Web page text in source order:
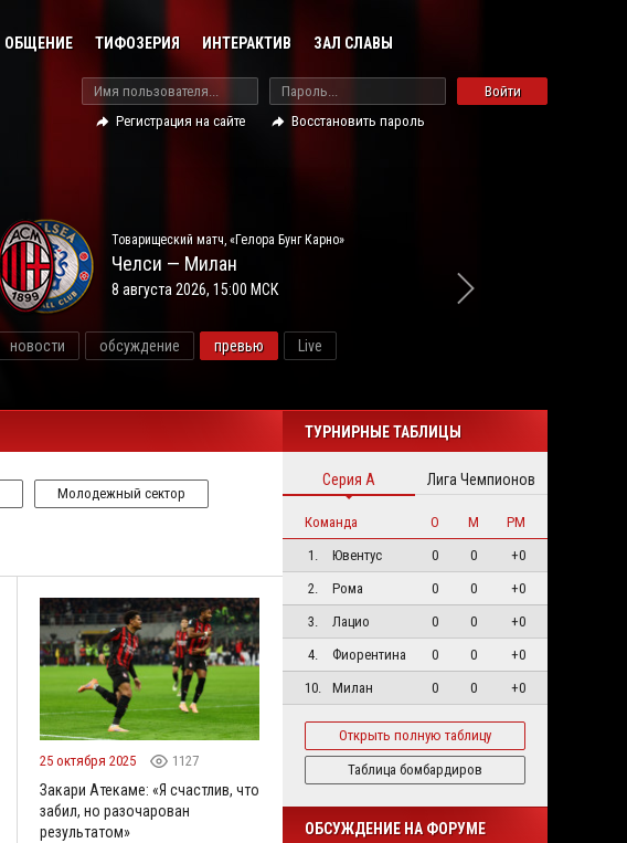
ОБЩЕНИЕ ТИФОЗЕРИЯ ИНТЕРАКТИВ ЗАЛ СЛАВЫ
Войти
Регистрация на сайте
Восстановить пароль
Товарищеский матч, «Гелора Бунг Карно»
Челси — Милан
8 августа 2026, 15:00 МСК
новости обсуждение превью Live
Молодежный сектор
25 октября 2025 1127
Закари Атекаме: «Я счастлив, что
забил, но разочарован
результатом»
ТУРНИРНЫЕ ТАБЛИЦЫ
Серия А Лига Чемпионов
Команда О М
РМ
1.
Ювентус 0 0
+0
2.
Рома 0 0
+0
3.
Лацио 0 0
+0
4.
Фиорентина 0 0
+0
10.
Милан 0 0 +0
Открыть полную таблицу
Таблица бомбардиров
ОБСУЖДЕНИЕ НА ФОРУМЕ